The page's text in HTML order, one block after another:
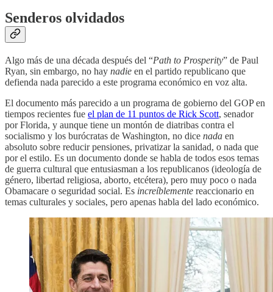
Senderos olvidados
Algo más de una década después del “Path to Prosperity” de Paul
Ryan, sin embargo, no hay nadie en el partido republicano que
defienda nada parecido a este programa económico en voz alta.
El documento más parecido a un programa de gobierno del GOP en
tiempos recientes fue el plan de 11 puntos de Rick Scott, senador
por Florida, y aunque tiene un montón de diatribas contra el
socialismo y los burócratas de Washington, no dice nada en
absoluto sobre reducir pensiones, privatizar la sanidad, o nada que
por el estilo. Es un documento donde se habla de todos esos temas
de guerra cultural que entusiasman a los republicanos (ideología de
género, libertad religiosa, aborto, etcétera), pero muy poco o nada
Obamacare o seguridad social. Es increíblemente reaccionario en
temas culturales y sociales, pero apenas habla del lado económico.